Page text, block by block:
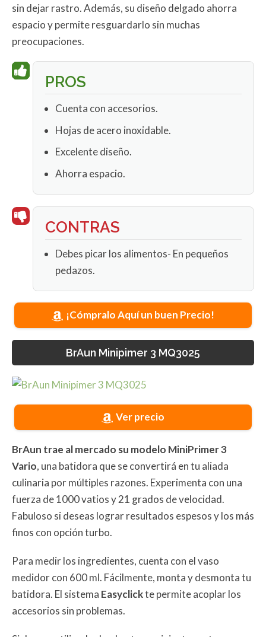
sin dejar rastro. Además, su diseño delgado ahorra
espacio y permite resguardarlo sin muchas
preocupaciones.
PROS
Cuenta con accesorios.
Hojas de acero inoxidable.
Excelente diseño.
Ahorra espacio.
CONTRAS
Debes picar los alimentos- En pequeños
pedazos.
¡Cómpralo Aquí un buen Precio!
BrAun Minipimer 3 MQ3025
Ver precio
BrAun trae al mercado su modelo MiniPrimer 3
Vario, una batidora que se convertirá en tu aliada
culinaria por múltiples razones. Experimenta con una
fuerza de 1000 vatios y 21 grados de velocidad.
Fabuloso si deseas lograr resultados espesos y los más
finos con opción turbo.
Para medir los ingredientes, cuenta con el vaso
medidor con 600 ml. Fácilmente, monta y desmonta tu
batidora. El sistema Easyclickte permite acoplar los
accesorios sin problemas.